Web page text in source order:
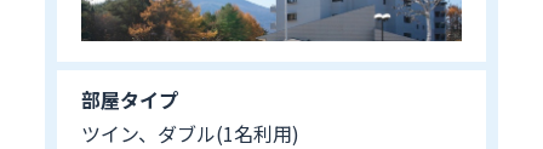
部屋タイプ
ツイン、ダブル(1名利用)